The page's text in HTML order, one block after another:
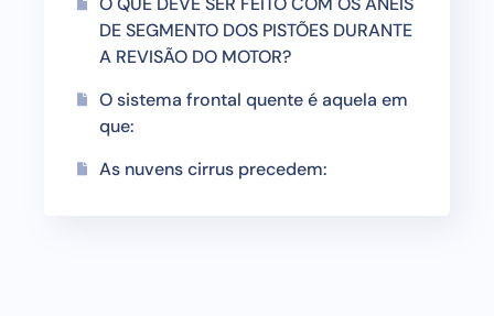
DE SEGMENTO DOS PISTÕES DURANTE
A REVISÃO DO MOTOR?
O sistema frontal quente é aquela em
que:
As nuvens cirrus precedem: